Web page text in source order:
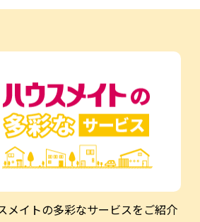
メイトの多彩なサービスをご紹介